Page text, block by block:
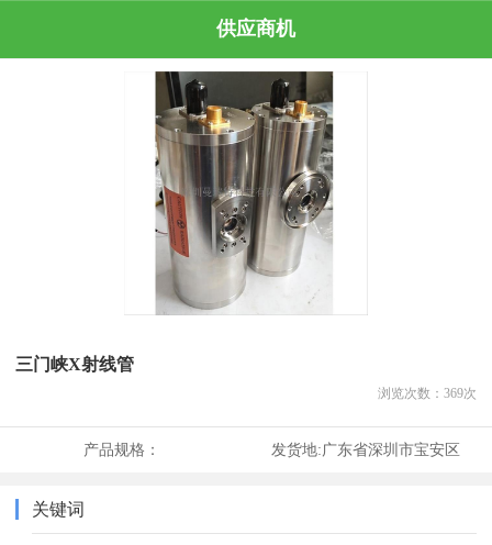
供应商机
三门峡X射线管
浏览次数： 369次
产品规格： 发货地:广东省深圳市宝安区
关键词